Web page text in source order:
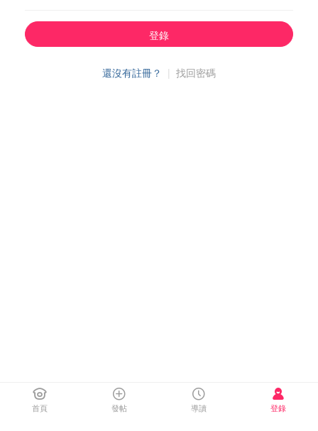
登錄
還沒有註冊？ | 找回密碼
首頁 發帖 導讀 登錄